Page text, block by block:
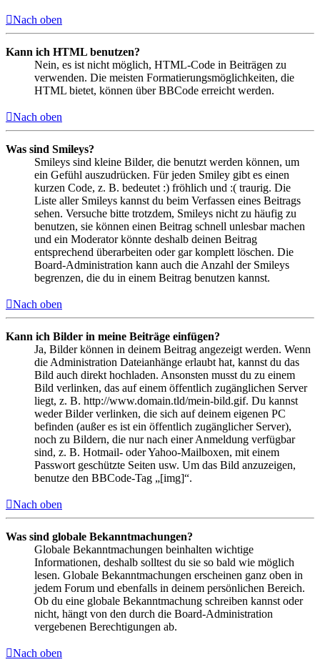
Nach oben
Kann ich HTML benutzen?
Nein, es ist nicht möglich, HTML-Code in Beiträgen zu
verwenden. Die meisten Formatierungsmöglichkeiten, die
HTML bietet, können über BBCode erreicht werden.
Nach oben
Was sind Smileys?
Smileys sind kleine Bilder, die benutzt werden können, um
ein Gefühl auszudrücken. Für jeden Smiley gibt es einen
kurzen Code, z. B. bedeutet :) fröhlich und :( traurig. Die
Liste aller Smileys kannst du beim Verfassen eines Beitrags
sehen. Versuche bitte trotzdem, Smileys nicht zu häufig zu
benutzen, sie können einen Beitrag schnell unlesbar machen
und ein Moderator könnte deshalb deinen Beitrag
entsprechend überarbeiten oder gar komplett löschen. Die
Board-Administration kann auch die Anzahl der Smileys
begrenzen, die du in einem Beitrag benutzen kannst.
Nach oben
Kann ich Bilder in meine Beiträge einfügen?
Ja, Bilder können in deinem Beitrag angezeigt werden. Wenn
die Administration Dateianhänge erlaubt hat, kannst du das
Bild auch direkt hochladen. Ansonsten musst du zu einem
Bild verlinken, das auf einem öffentlich zugänglichen Server
liegt, z. B. http://www.domain.tld/mein-bild.gif. Du kannst
weder Bilder verlinken, die sich auf deinem eigenen PC
befinden (außer es ist ein öffentlich zugänglicher Server),
noch zu Bildern, die nur nach einer Anmeldung verfügbar
sind, z. B. Hotmail- oder Yahoo-Mailboxen, mit einem
Passwort geschützte Seiten usw. Um das Bild anzuzeigen,
benutze den BBCode-Tag „[img]“.
Nach oben
Was sind globale Bekanntmachungen?
Globale Bekanntmachungen beinhalten wichtige
Informationen, deshalb solltest du sie so bald wie möglich
lesen. Globale Bekanntmachungen erscheinen ganz oben in
jedem Forum und ebenfalls in deinem persönlichen Bereich.
Ob du eine globale Bekanntmachung schreiben kannst oder
nicht, hängt von den durch die Board-Administration
vergebenen Berechtigungen ab.
Nach oben